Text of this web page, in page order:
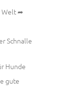
Welt ➦
Schnalle
Hunde
gute